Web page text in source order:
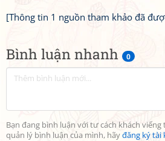
Bình luận nhanh 0
Bạn đang bình luận với tư cách khách
quản lý bình luận của mình, hãyđăng ký tài
[Thông tin 1 nguồn tham khảo đã